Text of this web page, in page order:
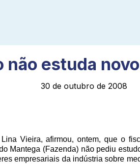
não estuda
30 de outubro de 2008
Vieira, afirmou, ontem, que o
Mantega (Fazenda) não pediu
empresariais da indústria sobre